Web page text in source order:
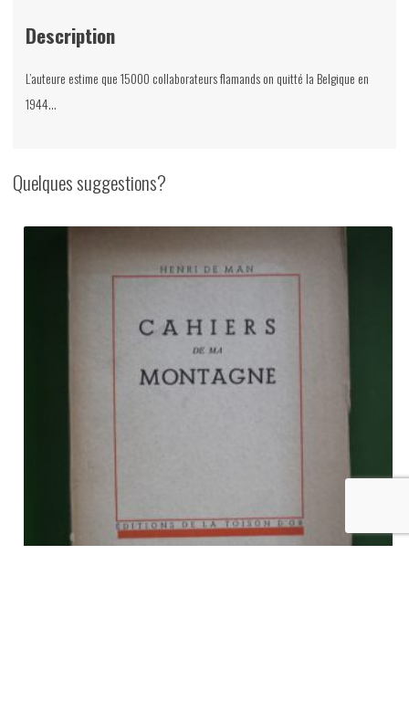
Description
L’auteure estime que 15000 collaborateurs flamands on quitté la Belgique en
1944…
Quelques suggestions?